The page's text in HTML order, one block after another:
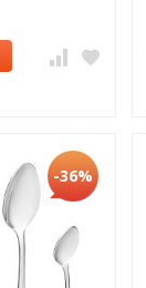
-36%